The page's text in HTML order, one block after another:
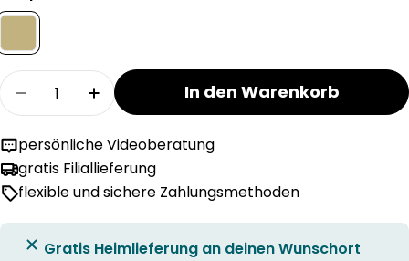
Menge
Menge für LALA Eckelement verringern
Menge für LALA Eckelement erhöhen
In den Warenkorb
persönliche Videoberatung
gratis Filiallieferung
flexible und sichere Zahlungsmethoden
Gratis Heimlieferung an deinen Wunschort